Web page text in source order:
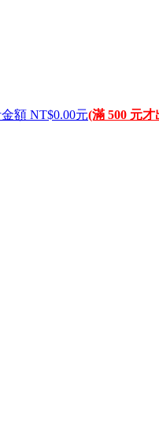
額 NT$0.00元(滿 500 元才